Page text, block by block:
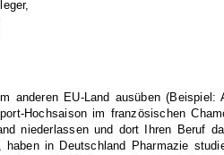
anderen EU-Land ausüben(Beispiel:
Hochsaison im französischen
niederlassen und dort Ihren Beruf
haben in Deutschland Pharmazie